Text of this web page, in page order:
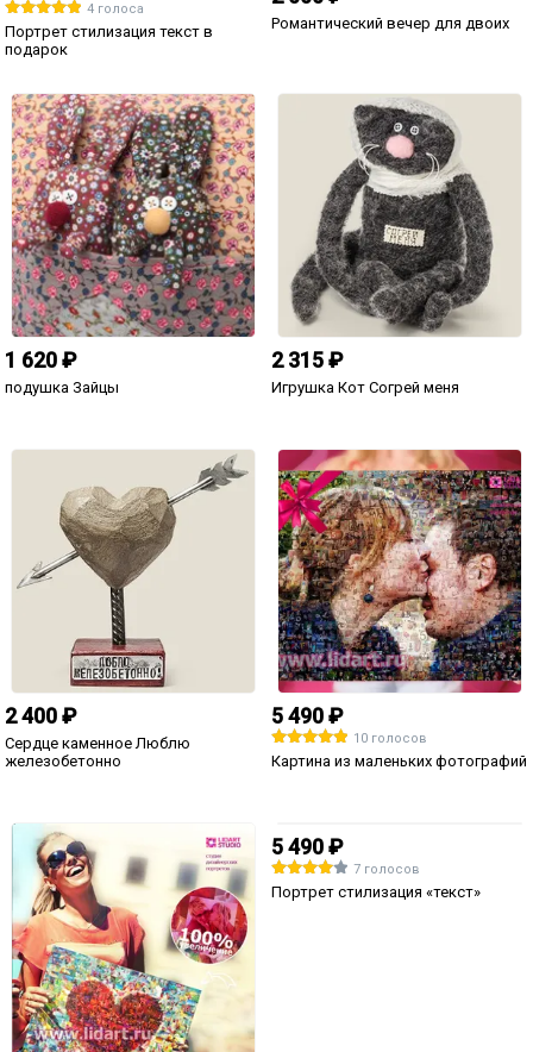
4 голоса
Портрет стилизация текст в
подарок
Романтический вечер для двоих
1 620 ₽
подушка Зайцы
2 315 ₽
Игрушка Кот Согрей меня
2 400 ₽
Сердце каменное Люблю
железобетонно
5 490 ₽
10 голосов
Картина из маленьких фотографий
5 490 ₽
7 голосов
Портрет стилизация «текст»